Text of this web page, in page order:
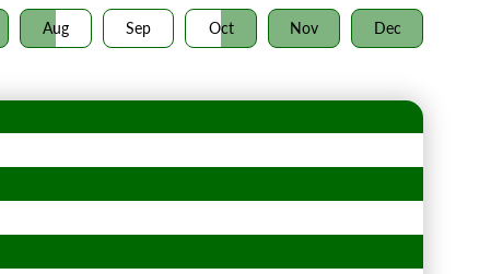
Aug Sep Oct Nov Dec